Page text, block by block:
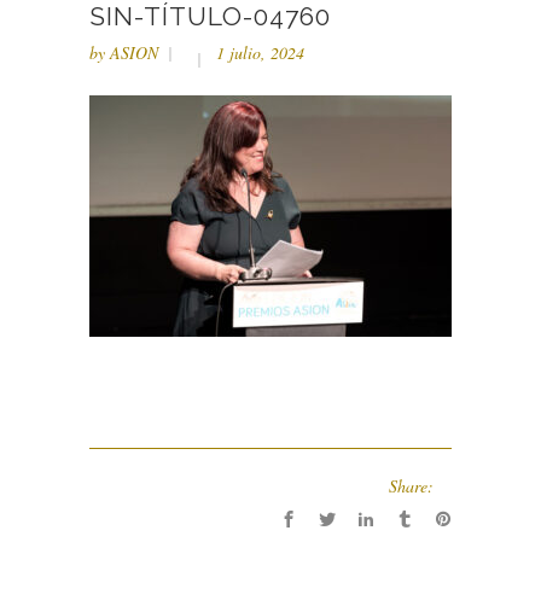
SIN-TÍTULO-04760
byASION 1 julio, 2024
Share: